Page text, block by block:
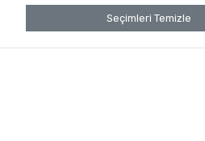
NİVEMES HOME
NİVEMESHOME
Seçimleri Temizle